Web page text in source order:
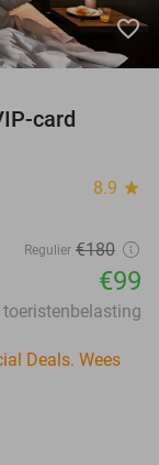
favorite_border
card
8.9 star
Regulier €180
€99
Deals. Wees